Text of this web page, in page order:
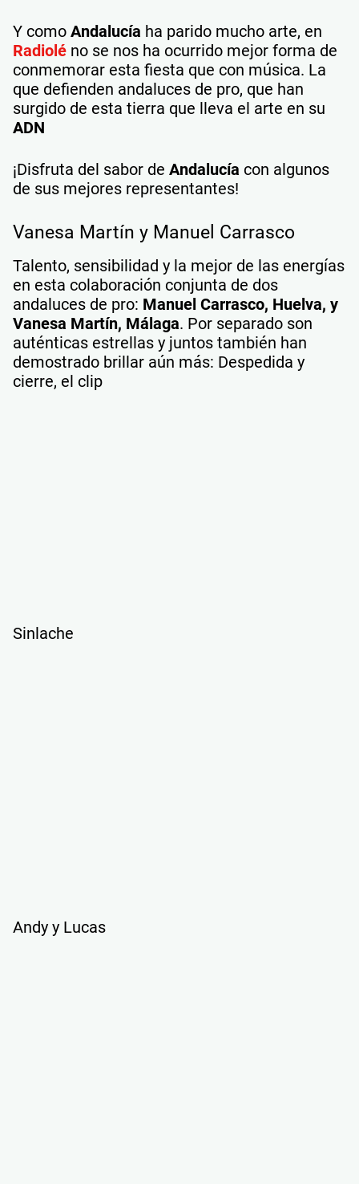
Y como Andalucía ha parido mucho arte, en
Radiolé no se nos ha ocurrido mejor forma de
conmemorar esta fiesta que con música. La
que defienden andaluces de pro, que han
surgido de esta tierra que lleva el arte en su
ADN
¡Disfruta del sabor de Andalucía con algunos
de sus mejores representantes!
Vanesa Martín y Manuel Carrasco
Talento, sensibilidad y la mejor de las energías
en esta colaboración conjunta de dos
andaluces de pro: Manuel Carrasco, Huelva, y
Vanesa Martín, Málaga. Por separado son
auténticas estrellas y juntos también han
demostrado brillar aún más: Despedida y
cierre, el clip
Sinlache
Andy y Lucas